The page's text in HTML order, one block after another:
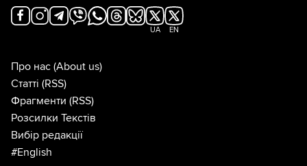
UA EN
Про нас (About us)
Статті (RSS)
Фрагменти (RSS)
Розсилки Текстів
Вибір редакції
#English